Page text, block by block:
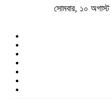
সোমবার, ১০